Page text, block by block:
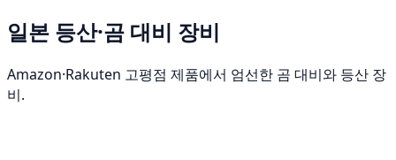
일본 등산·곰 대비 장비
Amazon·Rakuten 고평점 제품에서 엄선한 곰 대비와 등산 장
비.